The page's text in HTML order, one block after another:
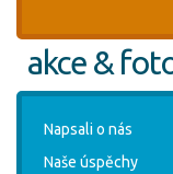
akce &
Napsali o nás
Naše úspěchy